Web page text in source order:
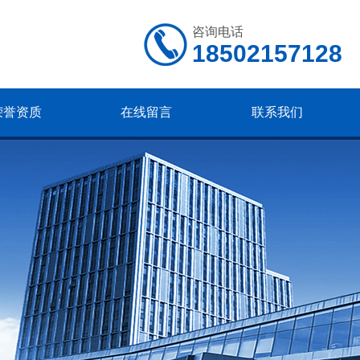
咨询电话
18502157128
誉资质 在线留言 联系我们